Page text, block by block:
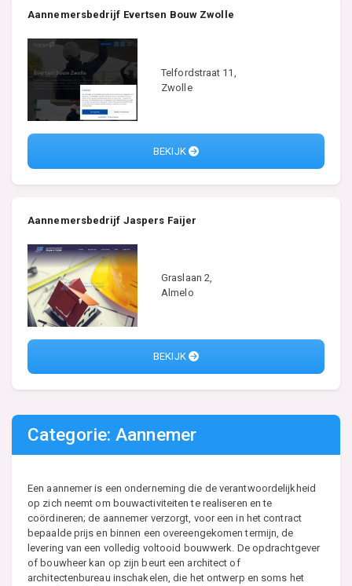
Aannemersbedrijf Evertsen Bouw Zwolle
Telfordstraat 11,
Zwolle
BEKIJK
Aannemersbedrijf Jaspers Faijer
Graslaan 2,
Almelo
BEKIJK
Categorie: Aannemer
Een aannemer is een onderneming die de verantwoordelijkheid
op zich neemt om bouwactiviteiten te realiseren en te
coördineren; de aannemer verzorgt, voor een in het contract
bepaalde prijs en binnen een overeengekomen termijn, de
levering van een volledig voltooid bouwwerk. De opdrachtgever
of bouwheer kan op zijn beurt een architect of
architectenbureau inschakelen, die het ontwerp en soms het